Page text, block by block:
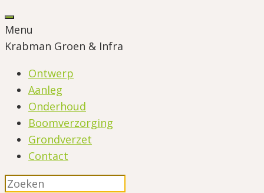
Menu
Krabman Groen & Infra
Ontwerp
Aanleg
Onderhoud
Boomverzorging
Grondverzet
Contact